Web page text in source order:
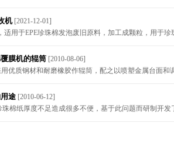
机 [2021-12-01]
适用于EPE珍珠棉发泡废旧原料，加工成颗粒，用于
膜机的辊筒 [2010-08-06]
用优质钢材和耐磨橡胶作辊筒，配之以喷塑金属台面
途 [2010-06-12]
珠棉纸厚度不足造成很多不便，基于此问题而研制开